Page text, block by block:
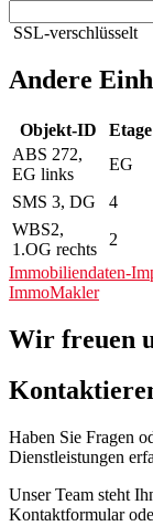
SSL-verschlüsselt
Andere
Objekt-ID Etage
ABS 272,
EG links
EG
SMS 3, DG
4
WBS2,
1.OG rechts
2
Immobiliendaten-
ImmoMakler
Wir freuen
Haben Sie Fragen
Dienstleistungen
Unser Team steht
Kontaktformular